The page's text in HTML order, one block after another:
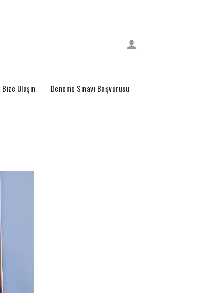
Bize Ulaşın Deneme Sınavı Başvurusu